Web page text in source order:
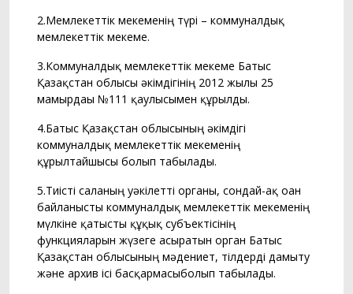
2.Мемлекеттік мекеменің түрі – коммуналдық
мемлекеттік мекеме.
3.Коммуналдық мемлекеттік мекеме Батыс
Қазақстан облысы әкімдігінің 2012 жылғы 25
мамырдағы №111 қаулысымен құрылды.
4.Батыс Қазақстан облысының әкімдігі
коммуналдық мемлекеттік мекеменің
құрылтайшысы болып табылады.
5.Тиісті саланың уәкілетті органы, сондай-ақ оған
байланысты коммуналдық мемлекеттік мекеменің
мүлкіне қатысты құқық субъектісінің
функцияларын жүзеге асыратын орган Батыс
Қазақстан облысының мәдениет, тілдерді дамыту
және архив ісі басқармасыболып табылады.